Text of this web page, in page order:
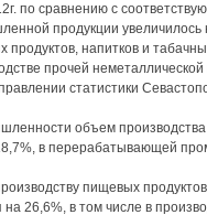
по сравнению с
продукции
продуктов, напитков и
прочей
статистики
объем
в перерабатывающей
пищевых
на 26,6%, в том числе в